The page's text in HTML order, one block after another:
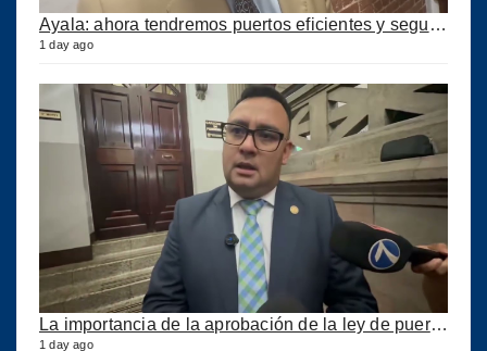
1 day ago
La importancia de la aprobación de la ley de puertos
1 day ago